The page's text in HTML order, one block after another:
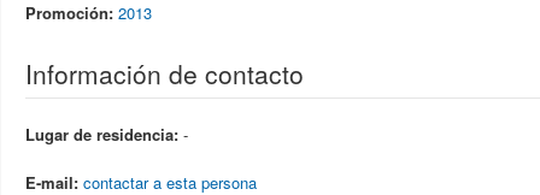
Promoción: 2013
Información de contacto
Lugar de residencia: -
E-mail: contactar a esta persona